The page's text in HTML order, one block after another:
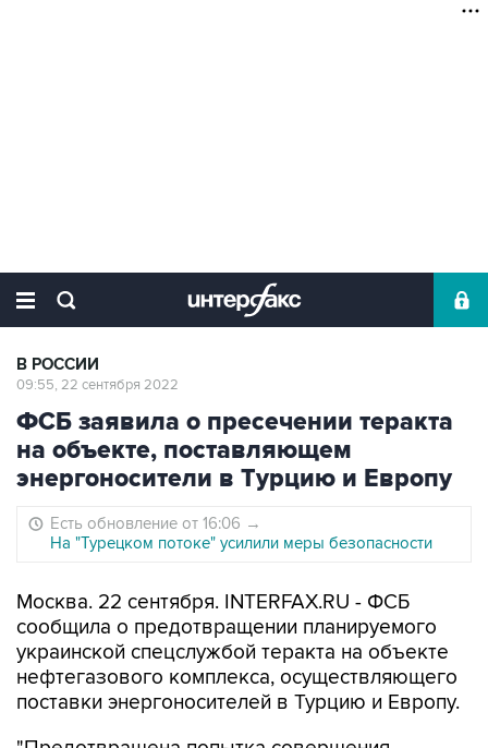
В РОССИИ
09:55, 22 сентября 2022
ФСБ заявила о пресечении теракта
на объекте, поставляющем
энергоносители в Турцию и Европу
Есть обновление от 16:06 →
На "Турецком потоке" усилили меры безопасности
Москва. 22 сентября. INTERFAX.RU - ФСБ
сообщила о предотвращении планируемого
украинской спецслужбой теракта на объекте
нефтегазового комплекса, осуществляющего
поставки энергоносителей в Турцию и Европу.